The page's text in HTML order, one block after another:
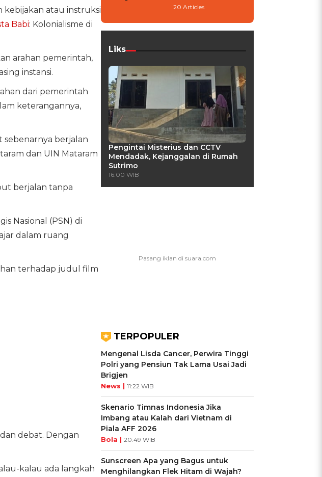
atau instruksi
Babi: Kolonialisme di
arahan pemerintah,
instansi.
dari pemerintah
keterangannya,
sebenarnya berjalan
dan UIN Mataram
berjalan tanpa
Nasional (PSN) di
dalam ruang
terhadap judul film
debat. Dengan
kalau ada langkah
20 Articles
Liks
Pengintai Misterius dan CCTV
Mendadak, Kejanggalan di Rumah
Sutrimo
16:00 WIB
TERPOPULER
Mengenal Lisda Cancer, Perwira Tinggi
Polri yang Pensiun Tak Lama Usai Jadi
Brigjen
News | 11:22 WIB
Skenario Timnas Indonesia Jika
Imbang atau Kalah dari Vietnam di
Piala AFF 2026
Bola | 20:49 WIB
Sunscreen Apa yang Bagus untuk
Menghilangkan Flek Hitam di Wajah?